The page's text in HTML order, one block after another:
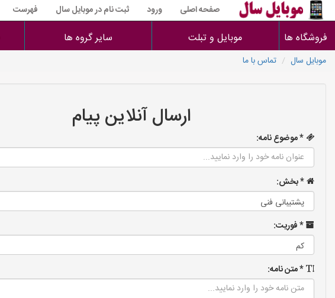
صفحه اصلی ورود ثبت نام در موبایل سال فهرست
فروشگاه ها موبایل و تبلت سایر گروه ها
موبایل سال تماس با ما
ارسال آنلاین پیام
* موضوع نامه:
* بخش:
* فوریت:
* متن نامه: